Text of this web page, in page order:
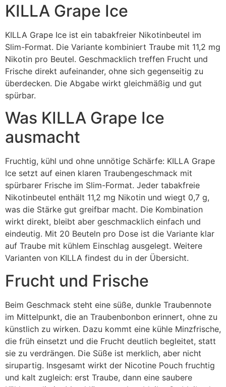
KILLA Grape Ice
KILLA Grape Ice ist ein tabakfreier Nikotinbeutel im
Slim-Format. Die Variante kombiniert Traube mit 11,2 mg
Nikotin pro Beutel. Geschmacklich treffen Frucht und
Frische direkt aufeinander, ohne sich gegenseitig zu
überdecken. Die Abgabe wirkt gleichmäßig und gut
spürbar.
Was KILLA Grape Ice
ausmacht
Fruchtig, kühl und ohne unnötige Schärfe: KILLA Grape
Ice setzt auf einen klaren Traubengeschmack mit
spürbarer Frische im Slim-Format. Jeder tabakfreie
Nikotinbeutel enthält 11,2 mg Nikotin und wiegt 0,7 g,
was die Stärke gut greifbar macht. Die Kombination
wirkt direkt, bleibt aber geschmacklich einfach und
eindeutig. Mit 20 Beuteln pro Dose ist die Variante klar
auf Traube mit kühlem Einschlag ausgelegt. Weitere
Varianten von KILLA findest du in der Übersicht.
Frucht und Frische
Beim Geschmack steht eine süße, dunkle Traubennote
im Mittelpunkt, die an Traubenbonbon erinnert, ohne zu
künstlich zu wirken. Dazu kommt eine kühle Minzfrische,
die früh einsetzt und die Frucht deutlich begleitet, statt
sie zu verdrängen. Die Süße ist merklich, aber nicht
sirupartig. Insgesamt wirkt der Nicotine Pouch fruchtig
und kalt zugleich: erst Traube, dann eine saubere